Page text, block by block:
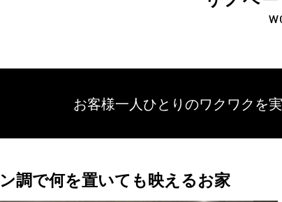
お客様一人ひとりのワクワクを
調で何を置いても映えるお家